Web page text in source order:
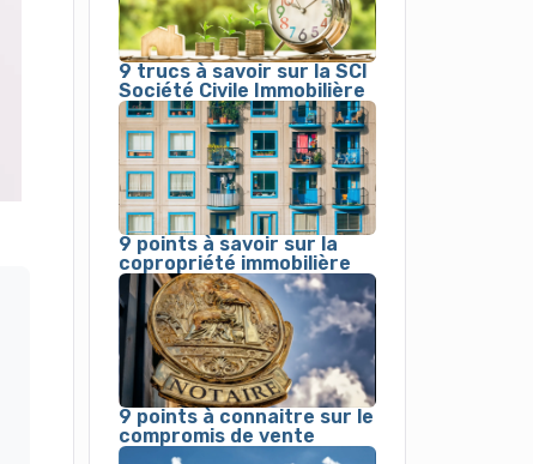
9 trucs à savoir sur la SCI
Société Civile Immobilière
9 points à savoir sur la
copropriété immobilière
9 points à connaitre sur le
compromis de vente